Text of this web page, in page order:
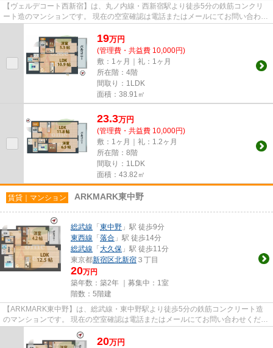
【ヴェルデコート西新宿】は、丸ノ内線・西新宿駅より徒歩5分の鉄筋コンクリ
ート造のマンションです。 現在の空室確認は電話またはメールにてお問い合わせ
19万円
(管理費・共益費 10,000円)
敷：1ヶ月｜礼：1ヶ月
所在階：4階
間取り：1LDK
面積：38.91㎡
23.3万円
(管理費・共益費 10,000円)
敷：1ヶ月｜礼：1.2ヶ月
所在階：8階
間取り：1LDK
面積：43.82㎡
賃貸｜マンション ARKMARK東中野
総武線 「 東中野 」駅 徒歩9分
東西線 「 落合 」駅 徒歩14分
総武線 「 大久保 」駅 徒歩11分
東京都新宿区北新宿 ３丁目
20万円
築年数：築2年 ｜募集中： 1室
階数：5階建
【ARKMARK東中野】は、総武線・東中野駅より徒歩5分の鉄筋コンクリート造
のマンションです。 現在の空室確認は電話またはメールにてお問い合わせくださ
い。 退去前情報を含めきちんと...
20万円